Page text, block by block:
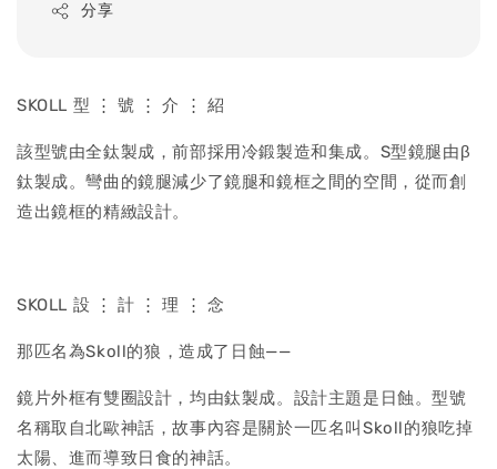
分享
SKOLL 型 ⋮ 號 ⋮ 介 ⋮ 紹
該型號由全鈦製成，前部採用冷鍛製造和集成。S型鏡腿由β
鈦製成。彎曲的鏡腿減少了鏡腿和鏡框之間的空間，從而創
造出鏡框的精緻設計。
SKOLL 設 ⋮ 計 ⋮ 理 ⋮ 念
那匹名為Skoll的狼，造成了日蝕——
鏡片外框有雙圈設計，均由鈦製成。設計主題是日蝕。型號
名稱取自北歐神話，故事內容是關於一匹名叫Skoll的狼吃掉
太陽、進而導致日食的神話。